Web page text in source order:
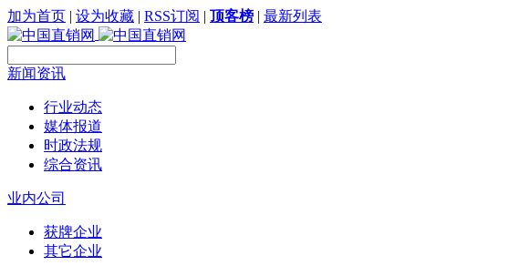
加为首页 | 设为收藏 | RSS订阅 | 顶客榜 | 最新列表
新闻资讯
行业动态
媒体报道
时政法规
综合资讯
业内公司
获牌企业
其它企业